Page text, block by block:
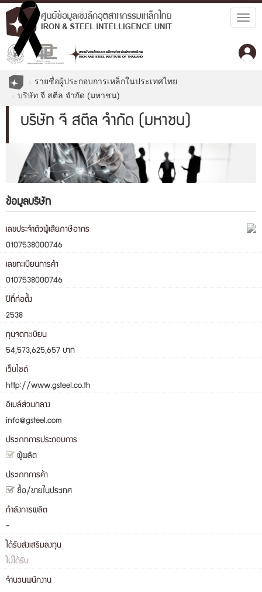
รายชื่อผู้ประกอบการเหล็กในประเทศไทย
บริษัท จี สตีล จำกัด (มหาชน)
บริษัท จี สตีล จำกัด (มหาชน)
ข้อมูลบริษัท
เลขประจำตัวผู้เสียภาษีอากร
0107538000746
เลขทะเบียนการค้า
0107538000746
ปีที่ก่อตั้ง
2538
ทุนจดทะเบียน
54,573,625,657 บาท
เว็บไซต์
http://www.gsteel.co.th
อีเมล์ส่วนกลาง
info@gsteel.com
ประเภทการประกอบการ
ผู้ผลิต
ประเภทการค้า
ซื้อ/ขายในประเทศ
กำลังการผลิต
-
ได้รับส่งเสริมลงทุน
ไม่ได้รับ
จำนวนพนักงาน